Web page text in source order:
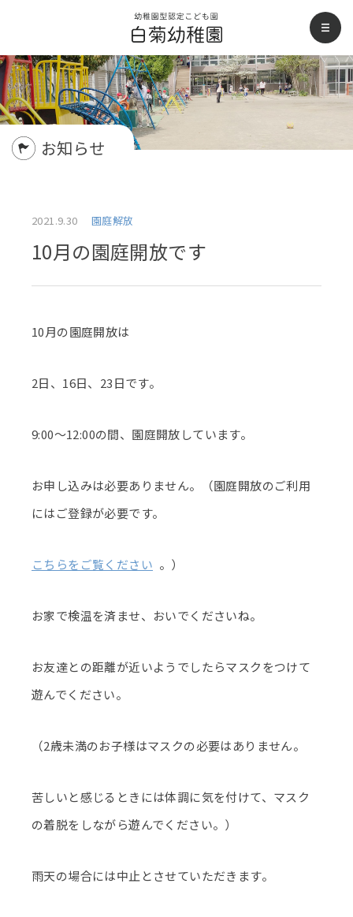
お知らせ
2021.9.30 園庭解放
10月の園庭開放です
10月の園庭開放は
2日、16日、23日です。
9:00～12:00の間、園庭開放しています。
お申し込みは必要ありません。（園庭開放のご利用
にはご登録が必要です。
こちらをご覧ください 。）
お家で検温を済ませ、おいでくださいね。
お友達との距離が近いようでしたらマスクをつけて
遊んでください。
（2歳未満のお子様はマスクの必要はありません。
苦しいと感じるときには体調に気を付けて、マスク
の着脱をしながら遊んでください。）
雨天の場合には中止とさせていただきます。